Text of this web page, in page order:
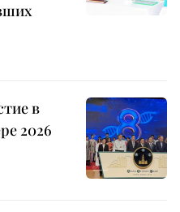
в
2026